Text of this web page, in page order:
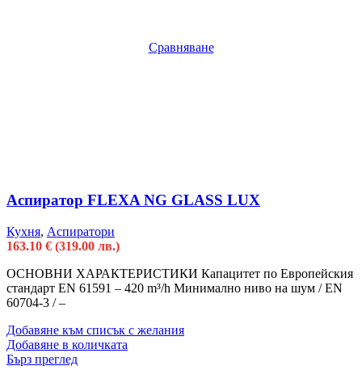
Сравняване
Аспиратор FLEXA NG GLASS LUX
Кухня, Аспиратори
163.10 € (319.00 лв.)
ОСНОВНИ ХАРАКТЕРИСТИКИ Капацитет по Европейския
стандарт EN 61591 – 420 m³/h Минимално ниво на шум / EN
60704-3 / –
Добавяне към списък с желания
Добавяне в количката
Бърз преглед